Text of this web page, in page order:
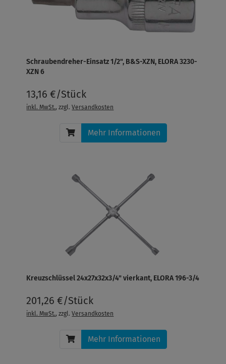
Schraubendreher-Einsatz 1/2", B&S-XZN, ELORA 3230-
XZN 6
13,16 €/Stück
inkl. MwSt., zzgl.Versandkosten
Mehr Informationen
Kreuzschlüssel 24x27x32x3/4" vierkant, ELORA 196-3/4
201,26 €/Stück
inkl. MwSt., zzgl.Versandkosten
Mehr Informationen